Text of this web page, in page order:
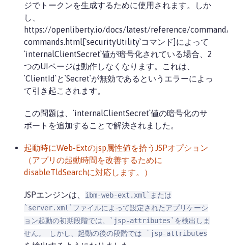
ジでトークンを生成するために使用されます。しか
し、
https://openliberty.io/docs/latest/reference/
commands.html[`securityUtility`コマンド]によって
`internalClientSecret`値が暗号化されている場合、2
つのUIページは動作しなくなります。これは、
`ClientId`と`Secret`が無効であるというエラーによっ
て引き起こされます。
この問題は、`internalClientSecret`値の暗号化のサ
ポートを追加することで解決されました。
起動時にWeb-Extのjsp属性値を拾うJSPオプション
（アプリの起動時間を改善するために
disableTldSearchに対応します。）
JSPエンジンは、
ibm-web-ext.xml`または
`server.xml`ファイルによって設定されたアプリケーシ
ョン起動の初期段階では、`jsp-attributes`を検出しま
せん。 しかし、起動の後の段階では `jsp-attributes